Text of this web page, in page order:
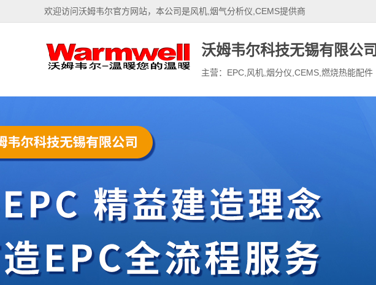
欢迎访问沃姆韦尔官方网站，本公司是风机,烟气分析仪,CEMS提供商
沃姆韦尔科技无锡有限公司
主营：EPC,风机,烟分仪,CEMS,燃烧热能配件